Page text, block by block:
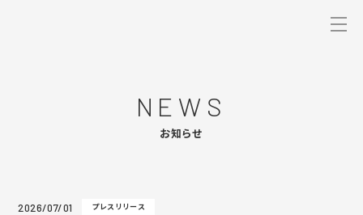
NEWS
お知らせ
2026/07/01 プレスリリース